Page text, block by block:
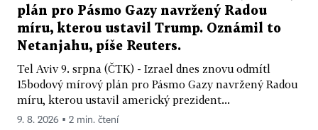
plán pro Pásmo Gazy navržený Radou
míru, kterou ustavil Trump. Oznámil to
Netanjahu, píše Reuters.
Tel Aviv 9. srpna (ČTK) - Izrael dnes znovu odmítl
15bodový mírový plán pro Pásmo Gazy navržený Radou
míru, kterou ustavil americký prezident...
9. 8. 2026 ▪ 2 min. čtení